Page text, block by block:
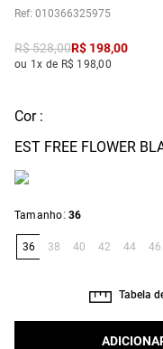
: 010366325975
R$528,00R$ 198,00
ou 1x de R$ 198,00
Cor :
EST FREE FLOWER
Tamanho: 36
36 38 40 42 44 46
Tabela
º saia